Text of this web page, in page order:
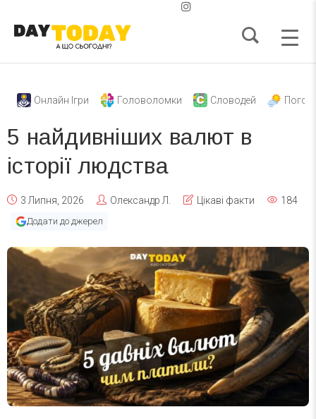
Онлайн Ігри Головоломки Словодей
5 найдивніших валют в
історії людства
3 Липня, 2026 Олександр Л. Цікаві факти 184
Додати до джерел